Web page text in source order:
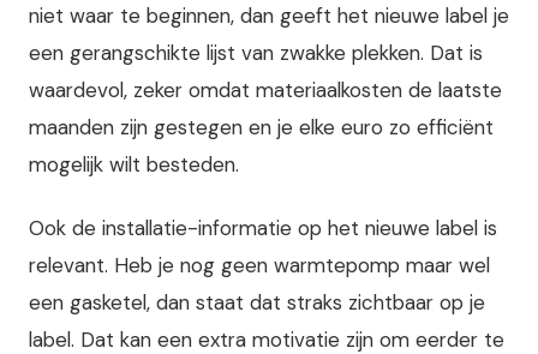
niet waar te beginnen, dan geeft het nieuwe label je
een gerangschikte lijst van zwakke plekken. Dat is
waardevol, zeker omdat materiaalkosten de laatste
maanden zijn gestegen en je elke euro zo efficiënt
mogelijk wilt besteden.
Ook de installatie-informatie op het nieuwe label is
relevant. Heb je nog geen warmtepomp maar wel
een gasketel, dan staat dat straks zichtbaar op je
label. Dat kan een extra motivatie zijn om eerder te